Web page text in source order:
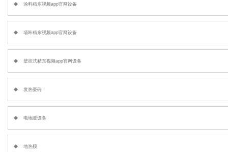
涂料精东视频app官网设备
墙咔精东视频app官网设备
壁挂式精东视频app官网设备
发热瓷砖
电地暖设备
地热膜